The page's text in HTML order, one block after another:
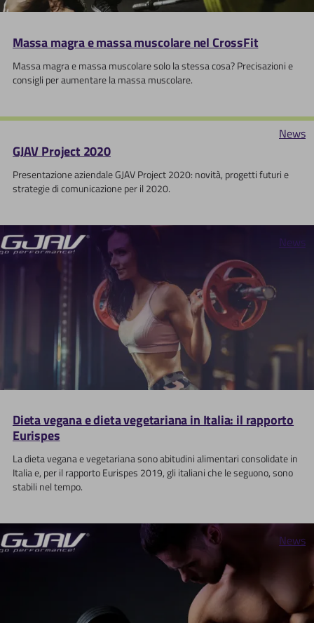
Massa magra e massa muscolare nel CrossFit
Massa magra e massa muscolare solo la stessa cosa? Precisazioni e
consigli per aumentare la massa muscolare.
News
GJAV Project 2020
Presentazione aziendale GJAV Project 2020: novità, progetti futuri e
strategie di comunicazione per il 2020.
News
Dieta vegana e dieta vegetariana in Italia: il rapporto
Eurispes
La dieta vegana e vegetariana sono abitudini alimentari consolidate in
Italia e, per il rapporto Eurispes 2019, gli italiani che le seguono, sono
stabili nel tempo.
News